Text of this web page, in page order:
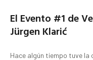
El Evento #1 de
Jürgen Klarić
Hace algún tiempo tuve